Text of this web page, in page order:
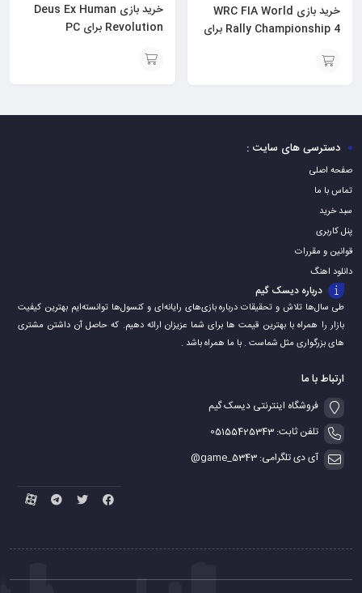
خرید بازی WRC FIA World
Rally Championship 4 برای
خرید بازی Deus Ex Human
Revolution برای PC
دسترسی های سایت :
صفحه اصلی
تماس با ما
سبد خرید
پنل کاربری
قوانین و مقررات
دانلود اهنگ
درباره دیسک گیم
طی سال‌ها تلاش و تحقیقات درباره بازی‌های رایانه‌ای و کنسول‌ها توانسته‌ایم بهترین کیفیت
بازار را همراه با بهترین قیمت ها برای شما عزیزان ارائه دهیم. که حاصل آن داشتن مشتری
های بزرگواری مثل شماست . با ما همراه باشد .
ارتباط با ما
فروشگاه اینترنتی دیسک گیم
تلفن ثابت: 05155425343
آی دی تلگرامی: game_5343@